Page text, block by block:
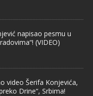
napisao pesmu u
(VIDEO)
video Šerifa Konjevića,
Drine“, Srbima!